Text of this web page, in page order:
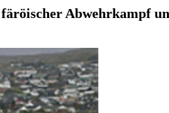
Abwehrkampf